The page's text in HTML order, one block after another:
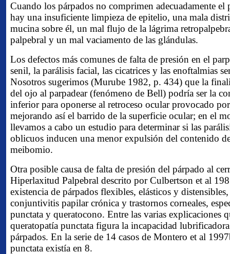
Cuando los párpados no comprimen adecuadamente
hay una insuficiente limpieza de epitelio, una mala
mucina sobre él, un mal flujo de la lágrima
palpebral y un mal vaciamento de las glándulas.
Los defectos más comunes de falta de presión en el
senil, la parálisis facial, las cicatrices y las enoftalmias
Nosotros sugerimos (Murube 1982, p. 434) que la
del ojo al parpadear (fenómeno de Bell) podría ser la
inferior para oponerse al retroceso ocular provocado
mejorando así el barrido de la superficie ocular; en el
llevamos a cabo un estudio para determinar si las
oblicuos inducen una menor expulsión del contenido
meibomio.
Otra posible causa de falta de presión del párpado al
Hiperlaxitud Palpebral descrito por Culbertson et al
existencia de párpados flexibles, elásticos y
conjuntivitis papilar crónica y trastornos corneales,
punctata y queratocono. Entre las varias explicaciones
queratopatía punctata figura la incapacidad
párpados. En la serie de 14 casos de Montero et al
punctata existía en 8.